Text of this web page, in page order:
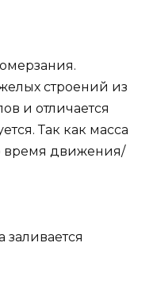
строений из
и отличается
Так как масса
время движения/